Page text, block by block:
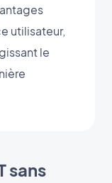
utilisateur,
le
sans